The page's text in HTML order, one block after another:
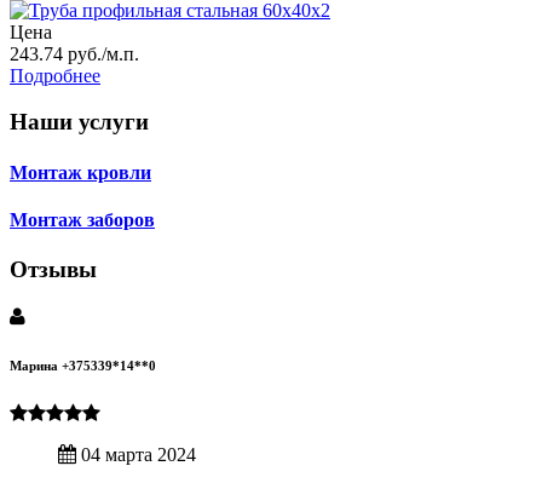
Цена
243.74 руб./м.п.
Подробнее
Наши услуги
Монтаж кровли
Монтаж заборов
Отзывы
Марина +375339*14**0
04 марта 2024